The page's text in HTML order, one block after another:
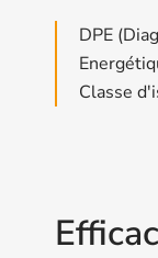
DPE
Classe